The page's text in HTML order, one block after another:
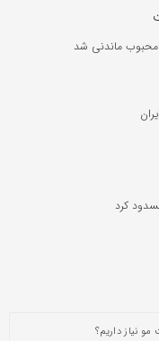
ماندنی شد
کرد
نیاز داریم؟